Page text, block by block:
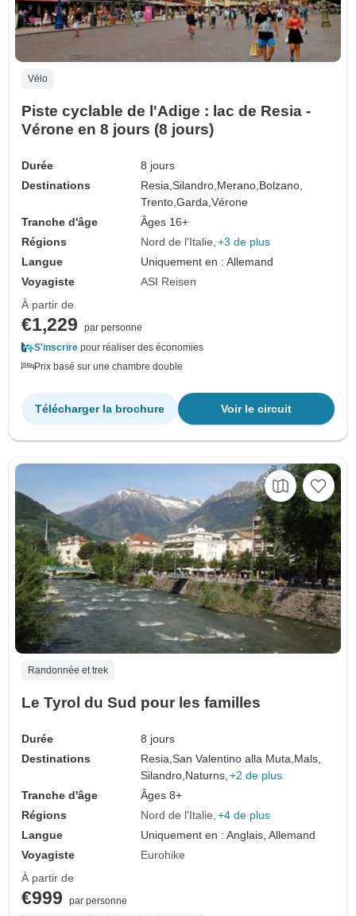
Vélo
Piste cyclable de l'Adige : lac de Resia -
Vérone en 8 jours (8 jours)
Durée
8 jours
Destinations
Resia,Silandro, Merano, Bolzano,
Trento,Garda,Vérone
Tranche d'âge
Âges 16+
Régions
Nord de l'Italie +3 de plus
Langue
Uniquement en : Allemand
Voyagiste
ASI Reisen
À partir de
€1,229
par personne
S'inscrire pour réaliser des économies
Prix basé sur une chambre double
Voir le circuit
Télécharger la brochure
Randonnée et trek
Le Tyrol du Sud pour les familles
Durée
8 jours
Destinations
Resia,San Valentino alla Muta, Mals,
Silandro, Naturns, +2 de plus
Tranche d'âge
Âges 8+
Régions
Nord de l'Italie +4 de plus
Langue
Uniquement en : Anglais, Allemand
Voyagiste
Eurohike
À partir de
€999
par personne